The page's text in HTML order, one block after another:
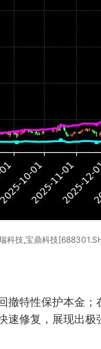
科技,宝鼎科技
特性保护本金
修复，展现出极